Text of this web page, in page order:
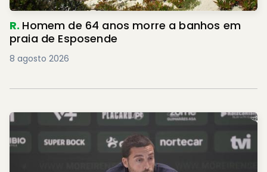
R. Homem de 64 anos morre a banhos em
praia de Esposende
8 agosto 2026